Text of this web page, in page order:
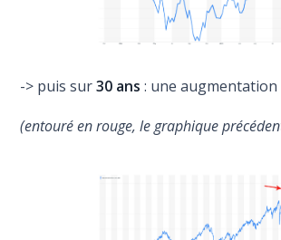
-> puis sur30 ans: une augmentation
(entouré en rouge, le graphique